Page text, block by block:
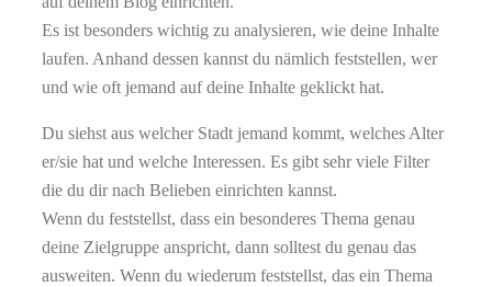
Es ist besonders wichtig zu analysieren, wie deine Inhalte
laufen. Anhand dessen kannst du nämlich feststellen, wer
und wie oft jemand auf deine Inhalte geklickt hat.
Du siehst aus welcher Stadt jemand kommt, welches Alter
er/sie hat und welche Interessen. Es gibt sehr viele Filter
die du dir nach Belieben einrichten kannst.
Wenn du feststellst, dass ein besonderes Thema genau
deine Zielgruppe anspricht, dann solltest du genau das
ausweiten. Wenn du wiederum feststellst, das ein Thema